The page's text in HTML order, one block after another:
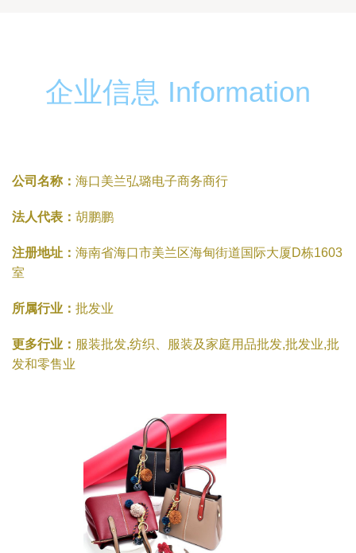
企业信息 Information
公司名称： 海口美兰弘璐电子商务商行
法人代表： 胡鹏鹏
注册地址： 海南省海口市美兰区海甸街道国际大厦D栋1603
室
所属行业： 批发业
更多行业： 服装批发,纺织、服装及家庭用品批发,批发业,批
发和零售业